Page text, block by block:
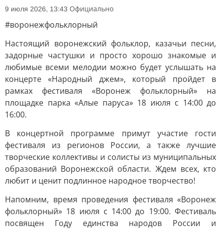
9 июля 2026, 13:43 Официально
#воронежфольклорный
Настоящий воронежский фольклор, казачьи песни,
задорные частушки и просто хорошо знакомые и
любимые всеми мелодии можно будет услышать на
концерте «Народный джем», который пройдет в
рамках фестиваля «Воронеж фольклорный» на
площадке парка «Алые паруса» 18 июля с 14:00 до
16:00.
В концертной программе примут участие гости
фестиваля из регионов России, а также лучшие
творческие коллективы и солисты из муниципальных
образований Воронежской области. Ждем всех, кто
любит и ценит подлинное народное творчество!
Напомним, время проведения фестиваля «Воронеж
фольклорный» 18 июля с 14:00 до 19:00. Фестиваль
посвящен Году единства народов России и